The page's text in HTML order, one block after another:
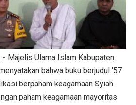
- Majelis Ulama Islam Kabupaten
bahwa buku berjudul '57
berpaham keagamaan Syiah
paham keagamaan mayoritas